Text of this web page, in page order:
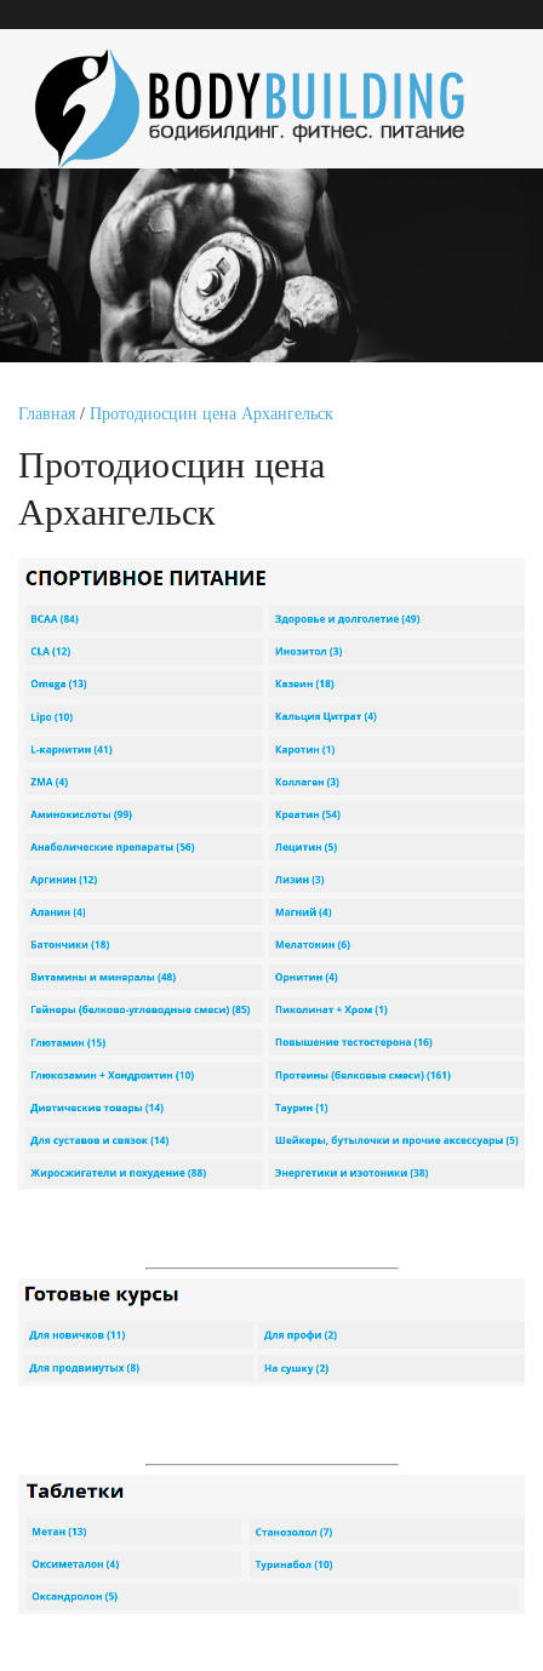
Главная / Протодиосцин цена Архангельск
Протодиосцин цена
Архангельск